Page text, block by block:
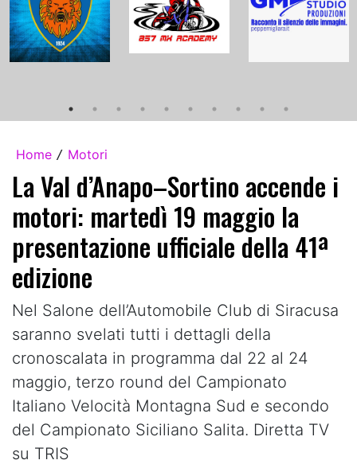
Home / Motori
La Val d’Anapo–Sortino accende i
motori: martedì 19 maggio la
presentazione ufficiale della 41ª
edizione
Nel Salone dell’Automobile Club di Siracusa
saranno svelati tutti i dettagli della
cronoscalata in programma dal 22 al 24
maggio, terzo round del Campionato
Italiano Velocità Montagna Sud e secondo
del Campionato Siciliano Salita. Diretta TV
su TRIS